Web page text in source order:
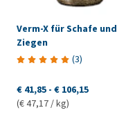
Verm-X für Schafe und
Ziegen
(3)
€ 41,85 - € 106,15
(€ 47,17 / kg)